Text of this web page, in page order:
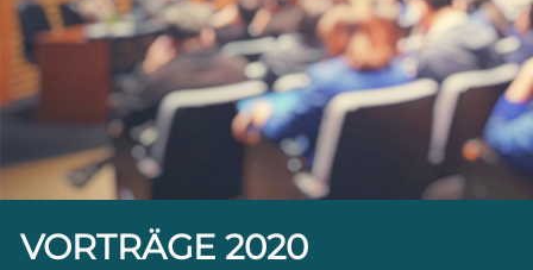
VORTRÄGE 2020